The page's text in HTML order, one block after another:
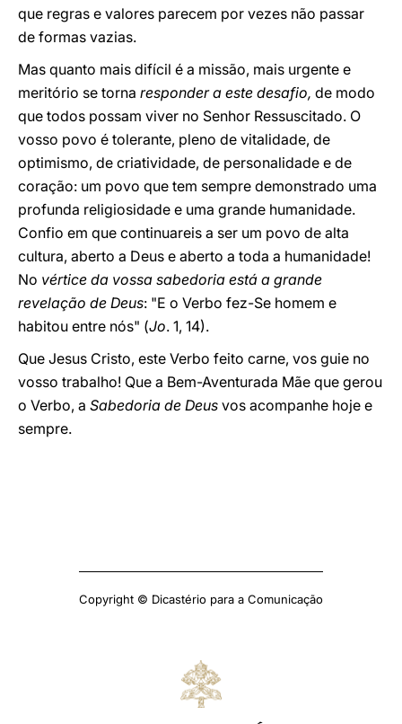
que regras e valores parecem por vezes não passar
de formas vazias.
Mas quanto mais difícil é a missão, mais urgente e
meritório se torna responder a este desafio, de modo
que todos possam viver no Senhor Ressuscitado. O
vosso povo é tolerante, pleno de vitalidade, de
optimismo, de criatividade, de personalidade e de
coração: um povo que tem sempre demonstrado uma
profunda religiosidade e uma grande humanidade.
Confio em que continuareis a ser um povo de alta
cultura, aberto a Deus e aberto a toda a humanidade!
No vértice da vossa sabedoria está a grande
revelação de Deus: "E o Verbo fez-Se homem e
habitou entre nós" (Jo. 1, 14).
Que Jesus Cristo, este Verbo feito carne, vos guie no
vosso trabalho! Que a Bem-Aventurada Mãe que gerou
o Verbo, a Sabedoria de Deus vos acompanhe hoje e
sempre.
Copyright © Dicastério para a Comunicação